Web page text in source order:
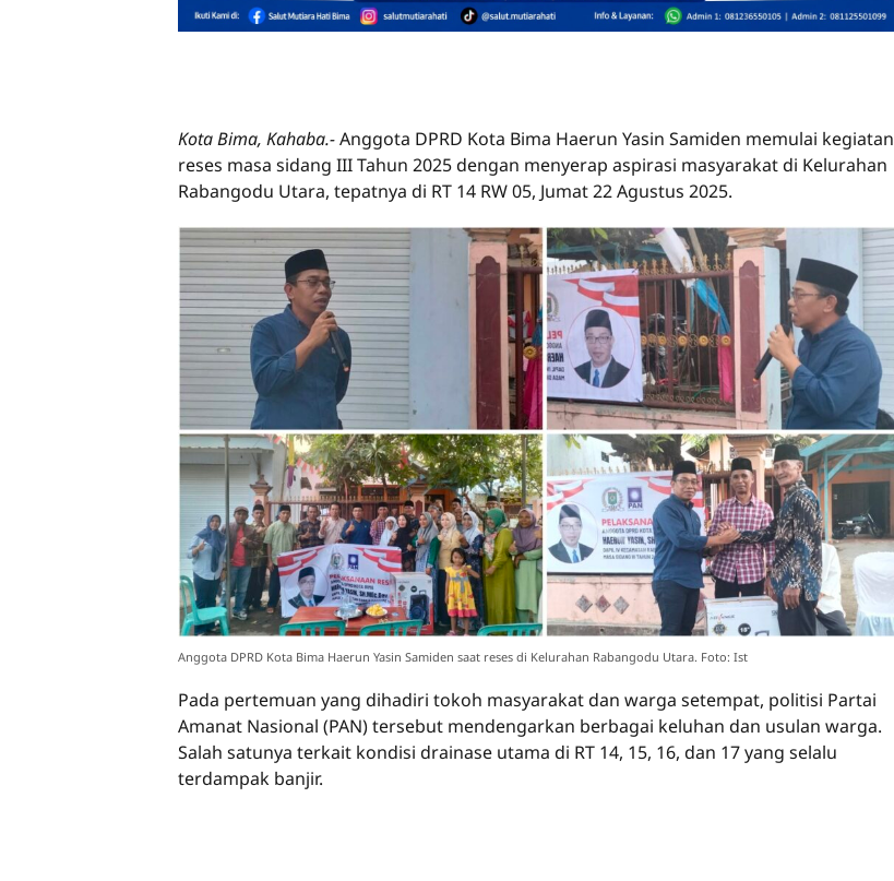
Kota Bima, Kahaba.-Anggota DPRD Kota Bima Haerun Yasin Samiden memulai kegiatan
reses masa sidang III Tahun 2025 dengan menyerap aspirasi masyarakat di Kelurahan
Rabangodu Utara, tepatnya di RT 14 RW 05, Jumat 22 Agustus 2025.
Anggota DPRD Kota Bima Haerun Yasin Samiden saat reses di Kelurahan Rabangodu Utara. Foto: Ist
Pada pertemuan yang dihadiri tokoh masyarakat dan warga setempat, politisi Partai
Amanat Nasional (PAN) tersebut mendengarkan berbagai keluhan dan usulan warga.
Salah satunya terkait kondisi drainase utama di RT 14, 15, 16, dan 17 yang selalu
terdampak banjir.